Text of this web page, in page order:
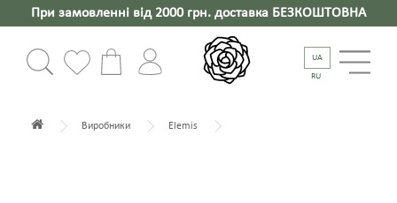
При замовленні від 2000 грн. доставка БЕЗКОШТОВНА
UA
RU
Виробники Elemis